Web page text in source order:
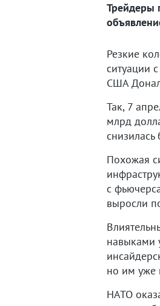
Трейдеры
Резкие
ситуации
США
Так, 7
млрд
Похожая
с
выросли
навыками
но им уже
НАТО